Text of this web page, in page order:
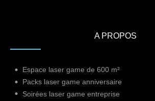
A PROPOS
Espace laser game de 600 m²
Packs laser game anniversaire
Soirées laser game entreprise